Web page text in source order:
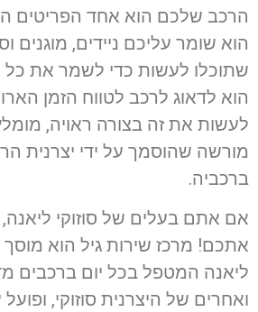
הרכב שלכם הוא אחד הפריטים
הוא שומר עליכם ניידים, מוגנים
שתוכלו לעשות כדי לשמר את כל
הוא לדאוג לרכב לטווח הזמן
לעשות את זה בצורה ראויה,
מורשה שהוסמך על ידי יצרנית
ברכביה.
אם אתם בעלים של סוזוקי
אתכם! מרכז שירות גיל הוא מוסך
ליאנה המטפל בכל יום ברכבים
ואחרים של היצרנית סוזוקי,